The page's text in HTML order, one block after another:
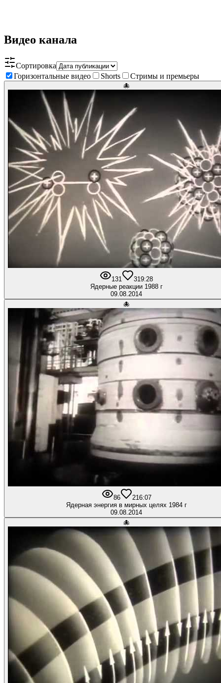
Видео канала
Сортировка
Горизонтальные видео
Shorts Стримы и премьеры
🐙
131 319:28
Ядерные реакции 1988 г
09.08.2014
🐙
86 216:07
Ядерная энергия в мирных целях 1984 г
09.08.2014
🐙